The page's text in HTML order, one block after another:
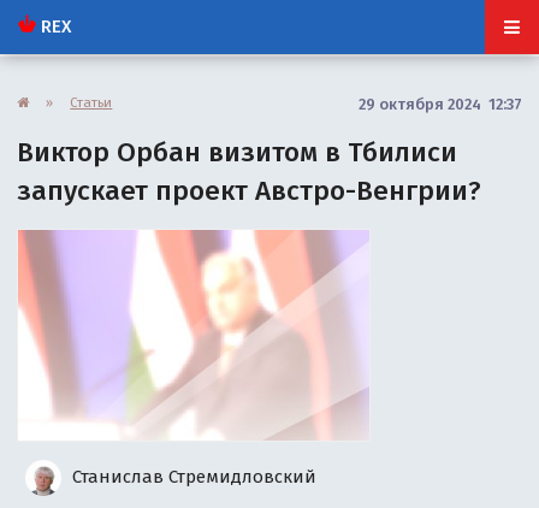
REX
» Статьи 29 октября 2024 12:37
Виктор Орбан визитом в Тбилиси
запускает проект Австро-Венгрии?
Станислав Стремидловский